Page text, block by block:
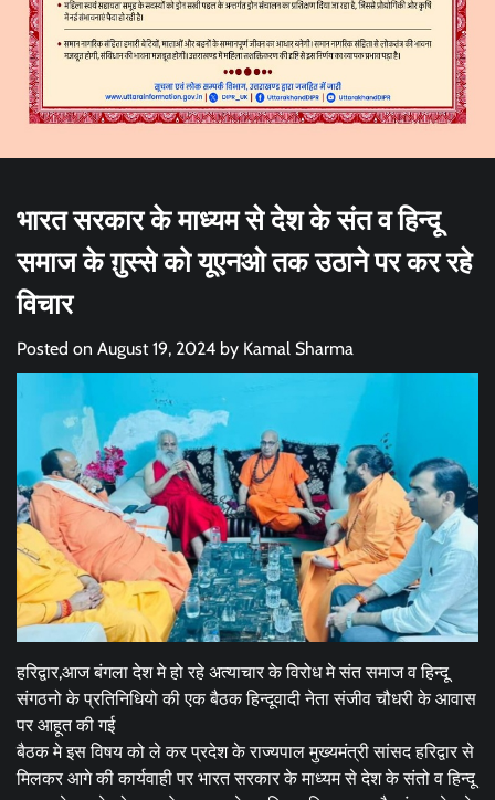
भारत सरकार के माध्यम से देश के संत व हिन्दू
समाज के ग़ुस्से को यूएनओ तक उठाने पर कर रहे
विचार
Posted on August 19, 2024 by Kamal Sharma
हरिद्वार,आज बंगला देश मे हो रहे अत्याचार के विरोध मे संत समाज व हिन्दू
संगठनो के प्रतिनिधियो की एक बैठक हिन्दूवादी नेता संजीव चौधरी के आवास
पर आहूत की गई
बैठक मे इस विषय को ले कर प्रदेश के राज्यपाल मुख्यमंत्री सांसद हरिद्वार से
मिलकर आगे की कार्यवाही पर भारत सरकार के माध्यम से देश के संतो व हिन्दू